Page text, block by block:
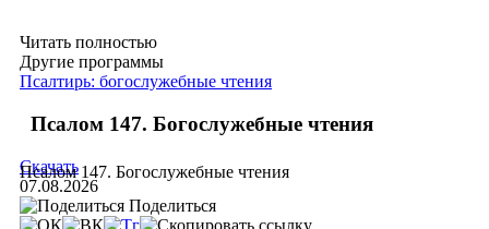
Читать полностью
Другие программы
Псалтирь: богослужебные чтения
Псалом 147. Богослужебные чтения
Псалом 147. Богослужебные чтения
Скачать
07.08.2026
Поделиться